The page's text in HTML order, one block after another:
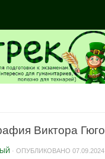
Виктора Гюго
· ОПУБЛИКОВАНО 07.09.2024